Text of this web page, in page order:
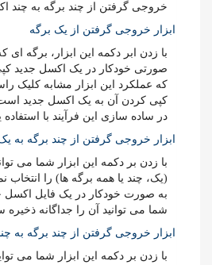
خروجی گرفتن از چند برگه به چند
ابزار خروجی گرفتن از یک برگه
با زدن ابر دکمه این ابزار، برگه ای
صورتی خودکار در یک اکسل جدید
که عملکرد این ابزار مشابه کلیک
کپی کردن آن به یک اکسل جدید است
در ساده سازی این فرآیند با
ابزار خروجی گرفتن از چند برگه به
با زدن بر دکمه این ابزار شما می
(یک، چند یا همه برگه ها) را انتخاب
به صورت خودکار در یک فایل اکسل
شما می توانید آن را جداگانه ذخیره
ابزار خروجی گرفتن از چند برگه به
با زدن بر دکمه این ابزار شما می